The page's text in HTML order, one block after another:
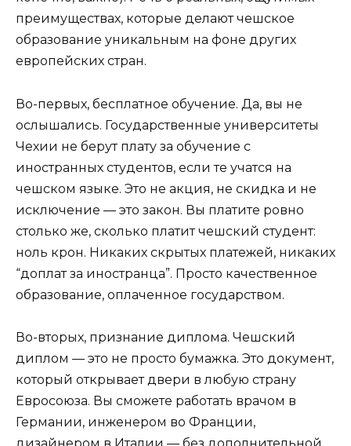
преимуществах, которые делают чешское
образование уникальным на фоне других
европейских стран.
Во-первых, бесплатное обучение. Да, вы не
ослышались. Государственные университеты
Чехии не берут плату за обучение с
иностранных студентов, если те учатся на
чешском языке. Это не акция, не скидка и не
исключение — это закон. Вы платите ровно
столько же, сколько платит чешский студент:
ноль крон. Никаких скрытых платежей, никаких
“доплат за иностранца”. Просто качественное
образование, оплаченное государством.
Во-вторых, признание диплома. Чешский
диплом — это не просто бумажка. Это документ,
который открывает двери в любую страну
Евросоюза. Вы сможете работать врачом в
Германии, инженером во Франции,